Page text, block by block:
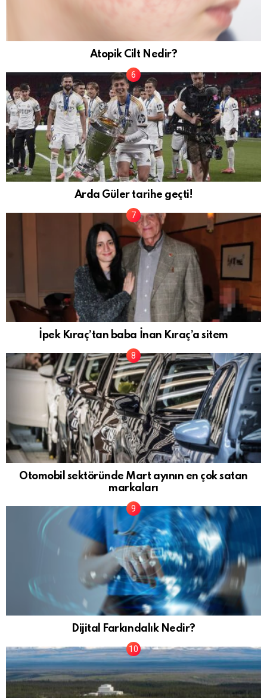
Atopik Cilt Nedir?
Arda Güler tarihe geçti!
İpek Kıraç’tan baba İnan Kıraç’a sitem
Otomobil sektöründe Mart ayının en çok satan
markaları
Dijital Farkındalık Nedir?